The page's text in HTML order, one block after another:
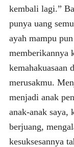
kembali lagi.”
punya uang
ayah mampu
memberikannya
kemahakuasaan
merusakmu.
menjadi anak
anak-anak saya,
berjuang,
kesuksesannya